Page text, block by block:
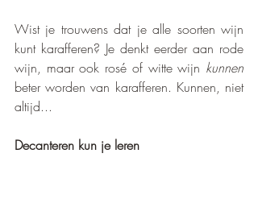
Wist je trouwens dat je alle soorten wijn
kunt karafferen? Je denkt eerder aan rode
wijn, maar ook rosé of witte wijn kunnen
beter worden van karafferen. Kunnen, niet
altijd...
Decanteren kun je leren